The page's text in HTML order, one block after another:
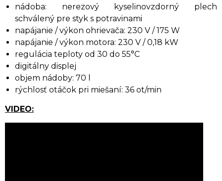
nádoba: nerezový kyselinovzdorný plech
schválený pre styk s potravinami
napájanie / výkon ohrievača: 230 V / 175 W
napájanie / výkon motora: 230 V / 0,18 kW
regulácia teploty od 30 do 55°C
digitálny displej
objem nádoby: 70 l
rýchlosť otáčok pri miešaní: 36 ot/min
VIDEO: